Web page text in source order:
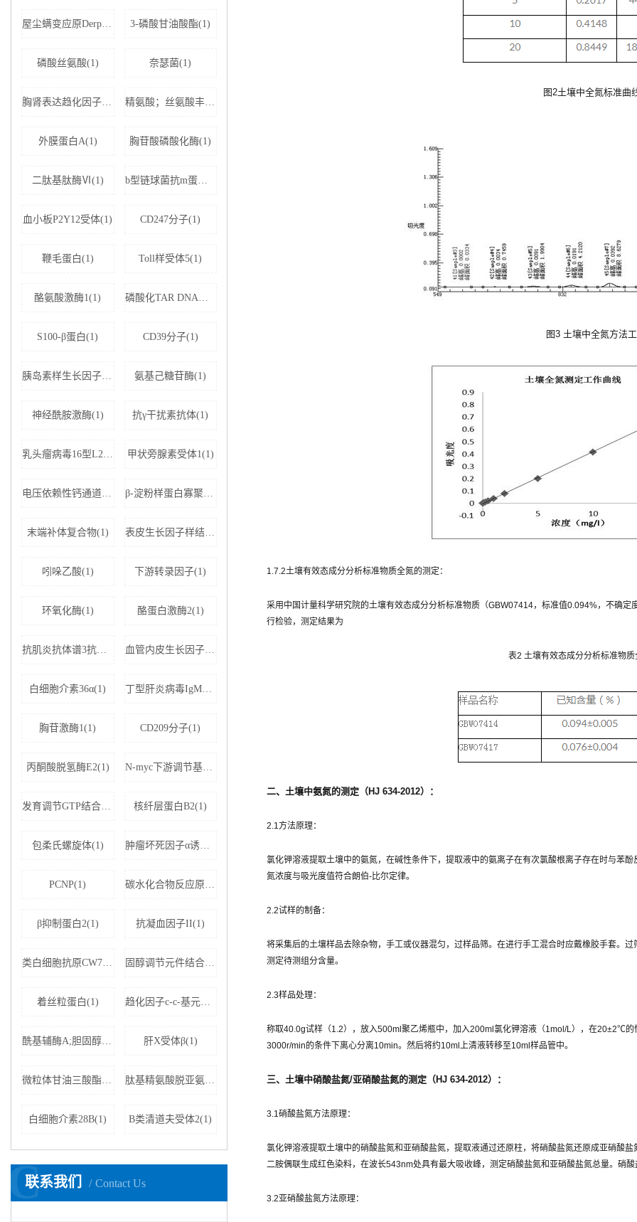
屋尘螨变应原Derp1 IgE抗体(1) 3-磷酸甘油酸酯(1)
磷酸丝氨酸(1) 奈瑟菌(1)
胸肾表达趋化因子(1) 精氨酸；丝氨酸丰富剪接因子1(1)
外膜蛋白A(1) 胸苷酸磷酸化酶(1)
二肽基肽酶Ⅵ(1) b型链球菌抗m蛋白抗体(1)
血小板P2Y12受体(1) CD247分子(1)
鞭毛蛋白(1) Toll样受体5(1)
酪氨酸激酶1(1) 磷酸化TAR DNA结合蛋白43(1)
S100-β蛋白(1) CD39分子(1)
胰岛素样生长因子结合蛋白5(1) 氨基己糖苷酶(1)
神经酰胺激酶(1) 抗γ干扰素抗体(1)
乳头瘤病毒16型L2蛋白(1) 甲状旁腺素受体1(1)
电压依赖性钙通道亚基α-2D1(1) β-淀粉样蛋白寡聚体(1)
末端补体复合物(1) 表皮生长因子样结构域蛋白7(1)
吲哚乙酸(1) 下游转录因子(1)
环氧化酶(1) 酪蛋白激酶2(1)
抗肌炎抗体谱3抗体IgG(1) 血管内皮生长因子受体2(1)
白细胞介素36α(1) 丁型肝炎病毒IgM抗体(1)
胸苷激酶1(1) CD209分子(1)
丙酮酸脱氢酶E2(1) N-myc下游调节基因2(1)
发育调节GTP结合蛋白2(1) 核纤层蛋白B2(1)
包柔氏螺旋体(1) 肿瘤坏死因子α诱导蛋白8样分子2(1)
PCNP(1) 碳水化合物反应原件结合蛋白(1)
β抑制蛋白2(1) 抗凝血因子II(1)
类白细胞抗原CW7(1) 固醇调节元件结合蛋白裂解激活蛋白抗体(1)
着丝粒蛋白(1) 趋化因子c-c-基元配体19(1)
酰基辅酶A;胆固醇酰基转移酶(1) 肝X受体β(1)
微粒体甘油三酸酯转运蛋白大亚基(1) 肽基精氨酸脱亚氨酶4(1)
白细胞介素28B(1) B类清道夫受体2(1)
联系我们 Contact Us
C
图2土壤中全氮标准曲
图3 土壤中全氮方法
1.7.2土壤有效态成分分析标准物质全氮的测定：
采用中国计量科学研究院的土壤有效态成分分析标准物质（GBW07414，标准值0.094%，不确
行检验，测定结果为
表2 土壤有效态成分分析标准物
二、土壤中氨氮的测定（HJ 634-2012）：
2.1方法原理：
氯化钾溶液提取土壤中的氨氮，在碱性条件下，提取液中的氨离子在有次氯酸根离子存在时与苯
氮浓度与吸光度值符合朗伯-比尔定律。
2.2试样的制备：
将采集后的土壤样品去除杂物，手工或仪器混匀，过样品筛。在进行手工混合时应戴橡胶手套。
测定待测组分含量。
2.3样品处理：
称取40.0g试样（1.2），放入500ml聚乙烯瓶中，加入200ml氯化钾溶液（1mol/L），在20±2℃
3000r/min的条件下离心分离10min。然后将约10ml上清液转移至10ml样品管中。
三、土壤中硝酸盐氮/亚硝酸盐氮的测定（HJ 634-2012）：
3.1硝酸盐氮方法原理：
氯化钾溶液提取土壤中的硝酸盐氮和亚硝酸盐氮，提取液通过还原柱，将硝酸盐氮还原成亚硝酸
二胺偶联生成红色染料，在波长543nm处具有最大吸收峰，测定硝酸盐氮和亚硝酸盐氮总量。硝
3.2亚硝酸盐氮方法原理：